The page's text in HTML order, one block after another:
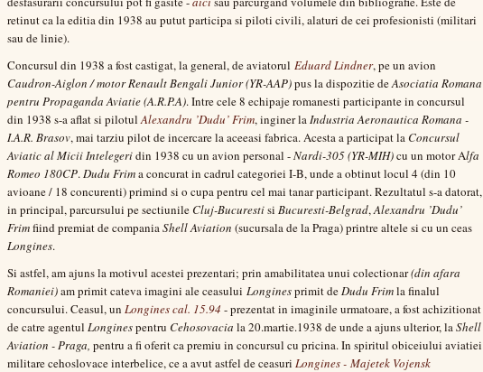
retinut ca la editia din 1938 au putut participa si piloti civili, alaturi de cei profesionisti (militari
sau de linie).
Concursul din 1938 a fost castigat, la general, de aviatorul Eduard Lindner, pe un avion
Caudron-Aiglon / motor Renault Bengali Junior (YR-AAP)pus la dispozitie deAsociatia Romana
pentru Propaganda Aviatie (A.R.P.A). Intre cele 8 echipaje romanesti participante in concursul
din 1938 s-a aflat si pilotulAlexandru ’Dudu’ Frim, inginer laIndustria Aeronautica Romana -
I.A.R. Brasov, mai tarziu pilot de incercare la aceeasi fabrica. Acesta a participat laConcursul
Aviatic al Micii Intelegeridin 1938 cu un avion personal -Nardi-305 (YR-MIH)cu un motor Alfa
Romeo 180CP.Dudu Frima concurat in cadrul categoriei I-B, unde a obtinut locul 4 (din 10
avioane / 18 concurenti) primind si o cupa pentru cel mai tanar participant. Rezultatul s-a datorat,
in principal, parcursului pe sectiunileCluj-Bucurestisi Bucuresti-Belgrad,Alexandru ’Dudu’
Frimfiind premiat de companiaShell Aviation (sucursala de la Praga) printre altele si cu un ceas
Longines.
Si astfel, am ajuns la motivul acestei prezentari; prin amabilitatea unui colectionar(din afara
Romaniei)am primit cateva imagini ale ceasului Longinesprimit deDudu Frimla finalul
concursului. Ceasul, un Longines cal. 15.94 - prezentat in imaginile urmatoare, a fost achizitionat
de catre agentul Longinespentru Cehosovacia la 20.martie.1938 de unde a ajuns ulterior, laShell
Aviation - Praga, pentru a fi oferit ca premiu in concursul cu pricina. In spiritul obiceiului aviatiei
militare cehoslovace interbelice, ce a avut astfel de ceasuri Longines - Majetek Vojensk